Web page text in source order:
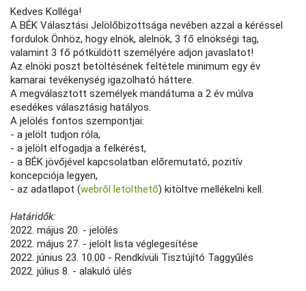
Kedves Kolléga!
A BÉK Választási Jelölőbizottsága nevében azzal a kéréssel
fordulok Önhöz, hogy elnök, alelnök, 3 fő elnökségi tag,
valamint 3 fő pótküldött személyére adjon javaslatot!
Az elnöki poszt betöltésének feltétele minimum egy év
kamarai tevékenység igazolható háttere.
A megválasztott személyek mandátuma a 2 év múlva
esedékes választásig hatályos.
A jelölés fontos szempontjai:
- a jelölt tudjon róla,
- a jelölt elfogadja a felkérést,
- a BÉK jövőjével kapcsolatban előremutató, pozitív
koncepciója legyen,
- az adatlapot (webről letölthető) kitöltve mellékelni kell.
Határidők:
2022. május 20. - jelölés
2022. május 27. - jelölt lista véglegesítése
2022. június 23. 10.00 - Rendkívüli Tisztújító Taggyűlés
2022. július 8. - alakuló ülés